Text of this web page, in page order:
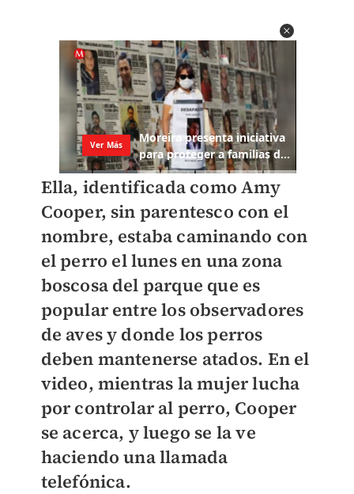
Ella, identificada como Amy
Cooper, sin parentesco con el
nombre, estaba caminando con
el perro el lunes en una zona
boscosa del parque que es
popular entre los observadores
de aves y donde los perros
deben mantenerse atados. En el
video, mientras la mujer lucha
por controlar al perro, Cooper
se acerca, y luego se la ve
haciendo una llamada
telefónica.